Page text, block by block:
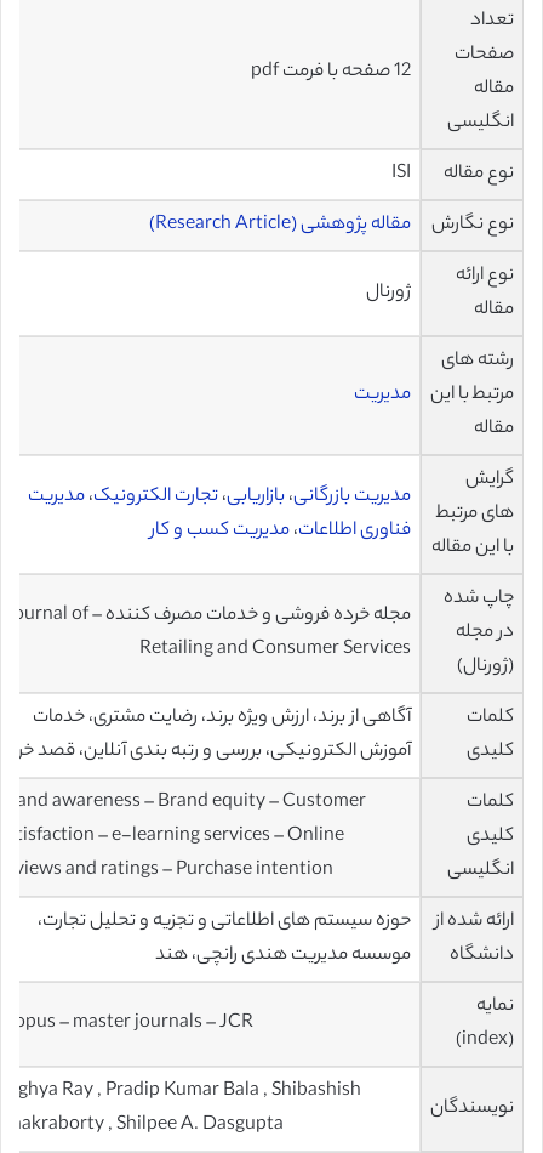
تعداد
صفحات
مقاله
انگلیسی
12 صفحه با فرمت pdf
نوع مقاله
ISI
نوع نگارش
مقاله پژوهشی (Research Article)
نوع ارائه
مقاله
ژورنال
رشته های
مرتبط با این
مقاله
مدیریت
گرایش
های مرتبط
با این مقاله
مدیریت بازرگانی،بازاریابی،تجارت الکترونیک،مدیریت
فناوری اطلاعات،مدیریت کسب و کار
چاپ شده
در مجله
(ژورنال)
مجله خرده فروشی و خدمات مصرف کننده – Journal of
Retailing and Consumer Services
کلمات
کلیدی
آگاهی از برند، ارزش ویژه برند، رضایت مشتری، خدمات
آموزش الکترونیکی، بررسی و رتبه بندی آنلاین، قصد خرید
کلمات
کلیدی
انگلیسی
awareness – Brand equity – Customer
– e-learning services – Online
and ratings – Purchase intention
ارائه شده از
دانشگاه
حوزه سیستم های اطلاعاتی و تجزیه و تحلیل تجارت،
موسسه مدیریت هندی رانچی، هند
نمایه
(index)
– master journals – JCR
نویسندگان
Ray , Pradip Kumar Bala , Shibashish
, Shilpee A. Dasgupta